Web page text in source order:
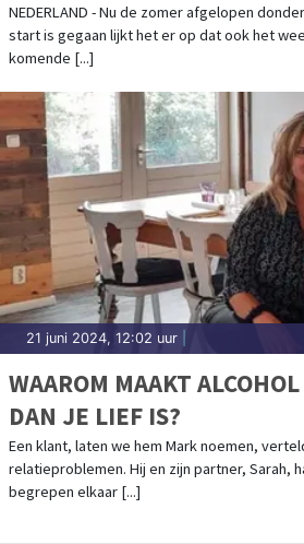
NEDERLAND - Nu de zomer afgelopen
start is gegaan lijkt het er op dat ook het
komende [...]
21 juni 2024, 12:02 uur
WAAROM MAAKT
DAN JE LIEF IS?
Een klant, laten we hem Mark noemen,
relatieproblemen. Hij en zijn partner, Sarah,
begrepen elkaar [...]